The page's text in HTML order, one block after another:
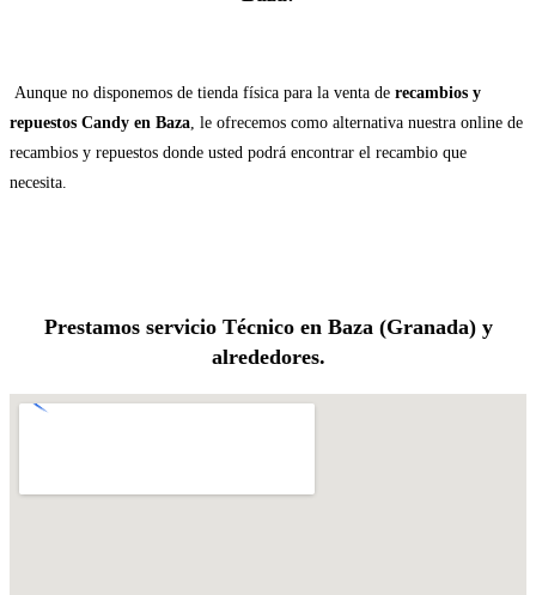
Aunque no disponemos de tienda física para la venta de recambios y
repuestos Candy en Baza, le ofrecemos como alternativa nuestra online de
recambios y repuestos donde usted podrá encontrar el recambio que
necesita.
Prestamos servicio Técnico en Baza (Granada) y
alrededores.